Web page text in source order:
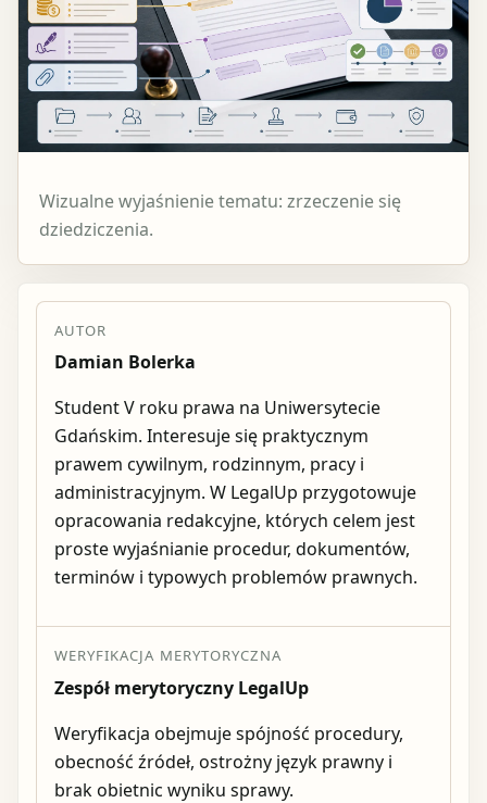
Wizualne wyjaśnienie tematu: zrzeczenie się
dziedziczenia.
AUTOR
Damian Bolerka
Student V roku prawa na Uniwersytecie
Gdańskim. Interesuje się praktycznym
prawem cywilnym, rodzinnym, pracy i
administracyjnym. W LegalUp przygotowuje
opracowania redakcyjne, których celem jest
proste wyjaśnianie procedur, dokumentów,
terminów i typowych problemów prawnych.
WERYFIKACJA MERYTORYCZNA
Zespół merytoryczny LegalUp
Weryfikacja obejmuje spójność procedury,
obecność źródeł, ostrożny język prawny i
brak obietnic wyniku sprawy.